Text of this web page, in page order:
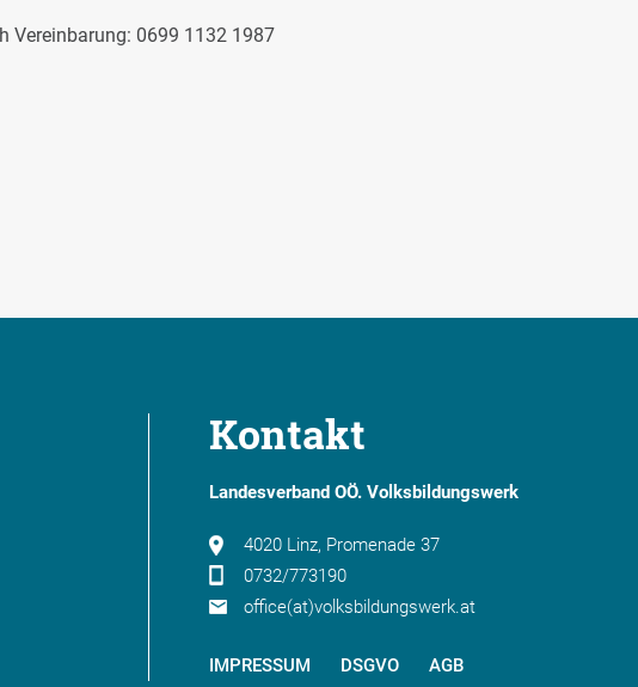
Vereinbarung: 0699 1132 1987
Kontakt
Landesverband OÖ. Volksbildungswerk
4020 Linz, Promenade 37
0732/773190
office(at)volksbildungswerk.at
IMPRESSUM DSGVO AGB